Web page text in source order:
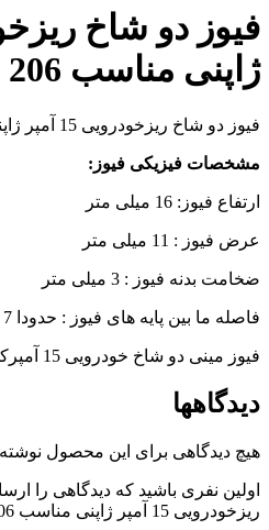
ژاپنی مناسب 206
فیوز دو شاخ ریزخودرویی 15 آمپر ژاپنی مناسب 206
مشخصات فیزیکی فیوز:
ارتفاع فیوز: 16 میلی متر
عرض فیوز : 11 میلی متر
ضخامت بدنه فیوز : 3 میلی متر
فاصله ما بین پایه های فیوز : حدودا 7 میلی متر
فیوز مینی دو شاخ خودرویی 15 آمپرکد PAT4604602
دیدگاهها
هیچ دیدگاهی برای این محصول
اولین نفری باشید که دیدگاهی را
ریزخودرویی 15 آمپر ژاپنی مناسب 206”